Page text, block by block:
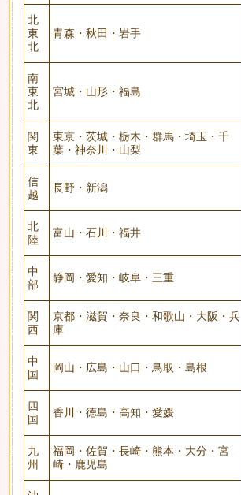
北
東
北
青森・秋田・岩手
南
東
北
宮城・山形・福島
関
東
東京・茨城・栃木・群馬・埼玉・千
葉・神奈川・山梨
信
越
長野・新潟
北
陸
富山・石川・福井
中
部
静岡・愛知・岐阜・三重
関
西
京都・滋賀・奈良・和歌山・大阪・兵
庫
中
国
岡山・広島・山口・鳥取・島根
四
国
香川・徳島・高知・愛媛
九
州
福岡・佐賀・長崎・熊本・大分・宮
崎・鹿児島